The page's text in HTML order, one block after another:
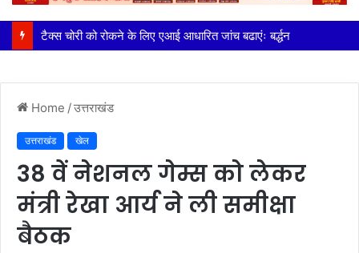
भाजपा नेता और भाई की गिरफ्तारी की मांग को लेकर विशाल प्रदर्शन
Home /उत्तराखंड
उत्तराखंड खेल
38 वें नेशनल गेम्स को लेकर
मंत्री रेखा आर्य ने ली समीक्षा
बैठक